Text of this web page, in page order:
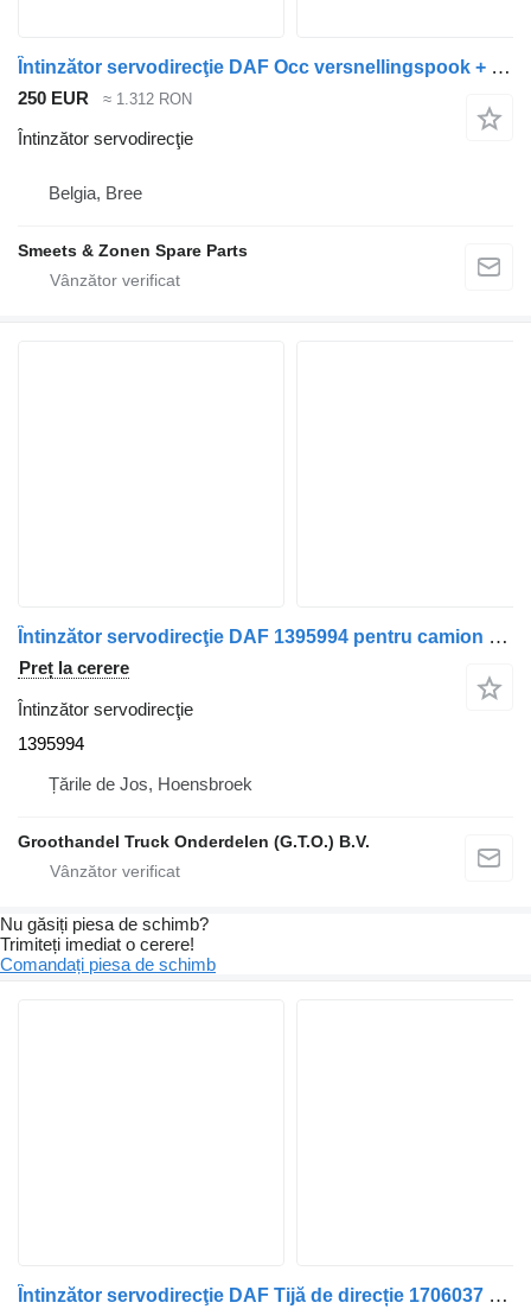
Întinzător servodirecţie DAF Occ versnellingspook + schakelstang pentru camion
250 EUR ≈ 1.312 RON
Întinzător servodirecţie
Belgia, Bree
Smeets & Zonen Spare Parts
Întinzător servodirecţie DAF 1395994 pentru camion DAF xf 95 xf 105
Preț la cerere
Întinzător servodirecţie
1395994
Țările de Jos, Hoensbroek
Groothandel Truck Onderdelen (G.T.O.) B.V.
Nu găsiți piesa de schimb?
Trimiteți imediat o cerere!
Comandați piesa de schimb
Întinzător servodirecţie DAF Tijă de direcție 1706037 pentru camion DAF